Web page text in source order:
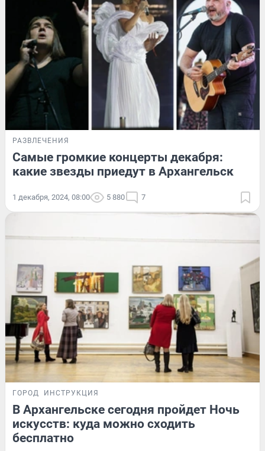
РАЗВЛЕЧЕНИЯ
Самые громкие концерты декабря:
какие звезды приедут в Архангельск
1 декабря, 2024, 08:00 5 880 7
ГОРОД ИНСТРУКЦИЯ
В Архангельске сегодня пройдет Ночь
искусств: куда можно сходить
бесплатно